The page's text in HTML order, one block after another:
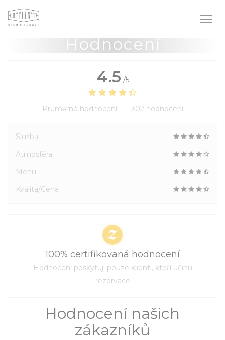
Panel pro správu cookies
Hodnocení
Hodnocení našich
zákazníků
4.5 /5
Průměrné hodnocení — 1302 hodnoceni
Služba
Atmosféra
Menu
Kvalita/Cena
100% certifikovaná hodnocení
Hodnocení poskytují pouze klienti, kteří učinili
rezervace